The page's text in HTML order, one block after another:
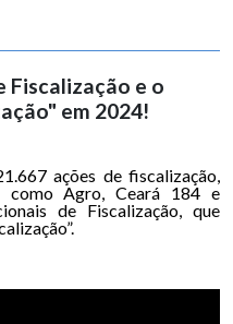
Fiscalização e o
em 2024!
ações de fiscalização,
como Agro, Ceará 184 e
de Fiscalização, que